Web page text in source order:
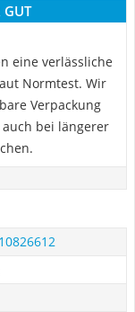
GUT
eine verlässliche
Normtest. Wir
Verpackung
bei längerer